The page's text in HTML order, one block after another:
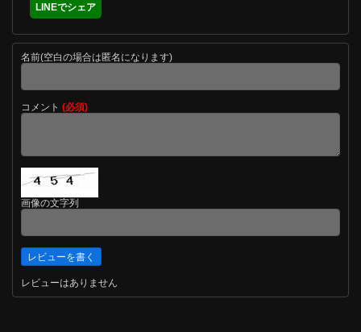
LINEでシェア
名前(空白の場合は匿名になります)
コメント (必須)
画像の文字列
レビューはありません